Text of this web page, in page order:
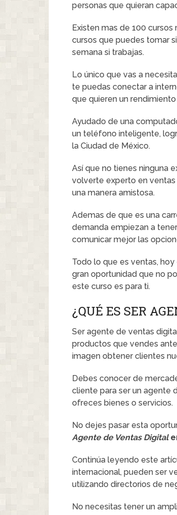
personas que quieran
Existen mas de 100
cursos que puedes tomar
semana si trabajas.
Lo único que vas a
te puedas conectar a
que quieren un
Ayudado de una
un teléfono inteligente,
la Ciudad de México.
Así que no tienes ninguna
volverte experto en ventas
una manera amistosa.
Ademas de que es una
demanda empiezan a
comunicar mejor las
Todo lo que es ventas,
gran oportunidad que no
este curso es para ti.
¿QUÉ ES SER
Ser agente de ventas
productos que vendes
imagen obtener clientes
Debes conocer de
cliente para ser un agente
ofreces bienes o servicios.
No dejes pasar esta
Agente de Ventas Digital
Continúa leyendo este
internacional, pueden ser
utilizando directorios de
No necesitas tener un